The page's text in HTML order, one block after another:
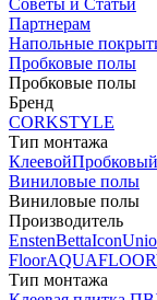
Советы и Статьи
Партнерам
Напольные
Пробковые полы
Пробковые полы
Бренд
CORKSTYLE
Тип монтажа
Клеевой
Виниловые полы
Виниловые полы
Производитель
EnstenBettaIcon
FloorAQUAFLOOR
Тип монтажа